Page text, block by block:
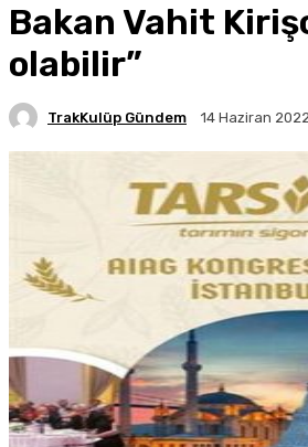
Bakan Vahit
olabilir”
TrakKulüp Gündem 14 Haziran